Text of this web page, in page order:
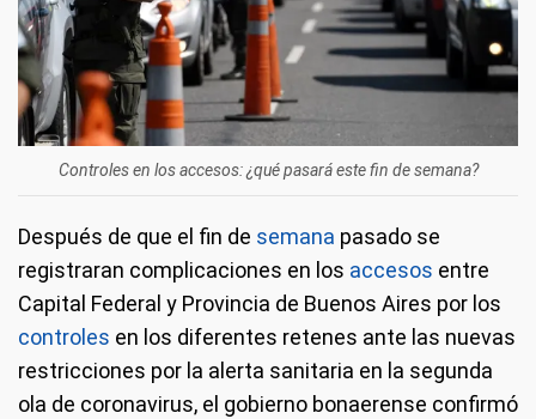
Controles en los accesos: ¿qué pasará este fin de semana?
Después de que el fin de semana pasado se
registraran complicaciones en los accesos entre
Capital Federal y Provincia de Buenos Aires por los
controles en los diferentes retenes ante las nuevas
restricciones por la alerta sanitaria en la segunda
ola de coronavirus, el gobierno bonaerense confirmó